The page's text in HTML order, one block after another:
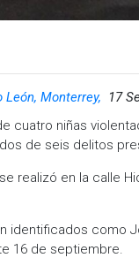
León, Monterrey,
17
cuatro niñas
de seis delitos
realizó en la calle
identificados como
16 de septiembre.